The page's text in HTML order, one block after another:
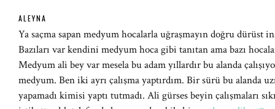
ALEYNA
Ya saçma sapan medyum hocalarla uğraşmayın doğru dürüst
Bazıları var kendini medyum hoca gibi tanıtan ama bazı
Medyum ali bey var mesela bu adam yıllardır bu alanda
medyum. Ben iki ayrı çalışma yaptırdım. Bir sürü bu alanda
yapamadı kimisi yaptı tutmadı. Ali gürses beyin çalışmaları